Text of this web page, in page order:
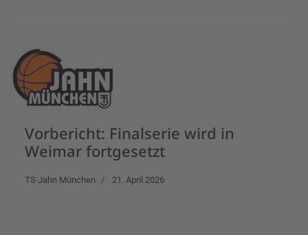
Vorbericht: Finalserie wird in
Weimar fortgesetzt
TS Jahn München 21. April 2026